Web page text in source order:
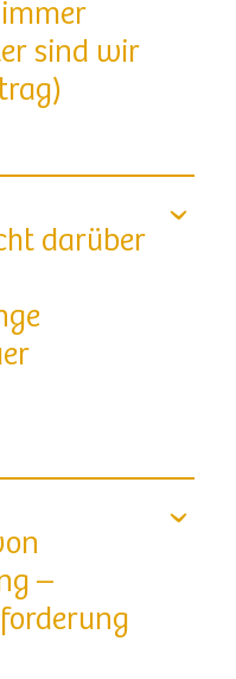
sind wir
darüber
–